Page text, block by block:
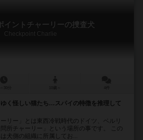
イントチャーリーの捜査犬
Checkpoint Charlie
く怪しい猫たち…スパイの特徴を推理して
リー」とは東西冷戦時代のドイツ、ベルリ
所チャーリー」という場所の事です。 この
犬側の組織に所属してお...